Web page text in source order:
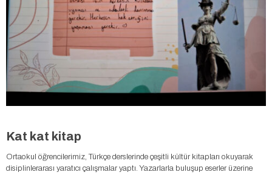
Kat kat kitap
Ortaokul öğrencilerimiz, Türkçe derslerinde çeşitli kültür kitapları okuyarak
disiplinlerarası yaratıcı çalışmalar yaptı. Yazarlarla buluşup eserler üzerine